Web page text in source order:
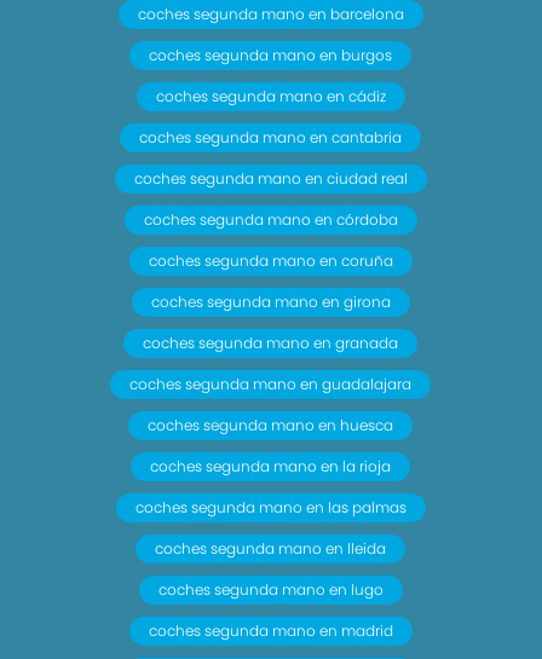
- Asientos traseros de tres plazas de tipo banco
de orientación delantera con banqueta fija y
respaldo abatible asimétrico
- Volante multi-función de aluminio y cuero
ajustable en altura y en profundidad
- Dirección asistida eléctrica con endurecimiento
progresivo s/velocidad
- Sujetavasos en los asientos delanteros y los
asientos traseros
- Sistema de ventilación con pantalla digital y
filtro de pólen calefacción del motor
- Controles de climatización diferenciados
digitales para conductor/acompañante
- Aire acondicionado bizona de automático
- Limpiaparabrisas delantero con sensor de lluvia
- Elevalunas eléctricos delanteros y traseros con
dos de ellos de un solo toque
- Navegador con datos vía internet y pantalla a
color de 12.30 " con información en 3D y con voz.
control mediante pantalla táctil y información de
coches segunda mano en barcelona
coches segunda mano en burgos
coches segunda mano en cádiz
coches segunda mano en cantabria
coches segunda mano en ciudad real
coches segunda mano en córdoba
coches segunda mano en coruña
coches segunda mano en girona
coches segunda mano en granada
coches segunda mano en guadalajara
coches segunda mano en huesca
coches segunda mano en la rioja
coches segunda mano en las palmas
coches segunda mano en lleida
coches segunda mano en lugo
coches segunda mano en madrid